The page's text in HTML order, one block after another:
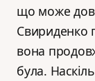
що може
Свириденко
вона
була.